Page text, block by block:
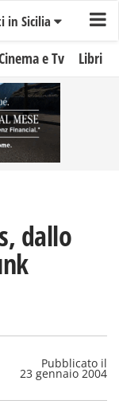
in Sicilia
e Tv Libri
dallo
Pubblicato il
23 gennaio 2004